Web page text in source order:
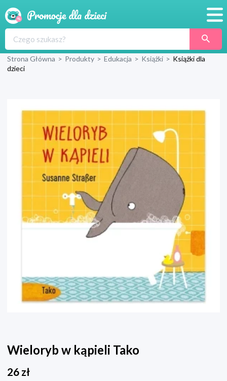
Produkty
Blog
Wyprawka
Strona Główna > Produkty > Edukacja > Książki > Książki dla
dzieci
Wieloryb w kąpieli Tako
26 zł